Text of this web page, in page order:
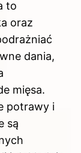
to
oraz
dania,
mięsa.
potrawy i
są